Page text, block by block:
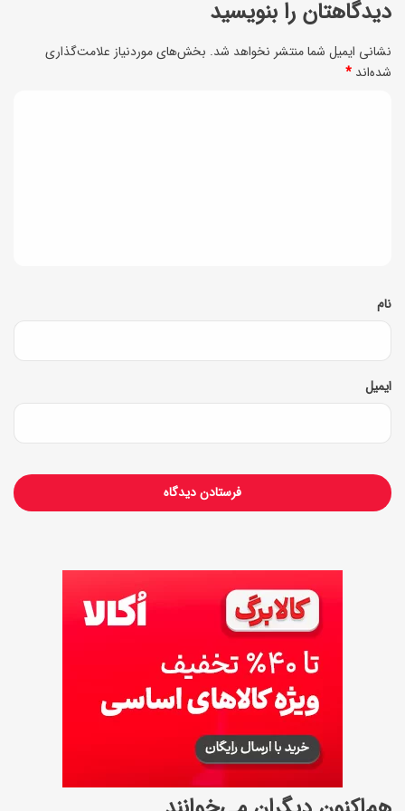
ت
و
ت
دیدگاهتان را بنویسید
نشانی ایمیل شما منتشر نخواهد شد. بخش‌های موردنیاز علامت‌گذاری
شده‌اند *
*
نام
ایمیل